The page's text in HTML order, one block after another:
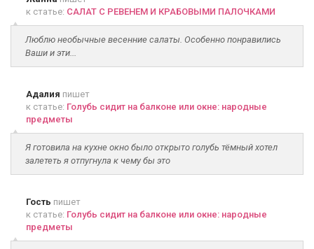
к статье: САЛАТ С РЕВЕНЕМ И КРАБОВЫМИ ПАЛОЧКАМИ
Люблю необычные весенние салаты. Особенно понравились
Ваши и эти...
Адалия пишет
к статье: Голубь сидит на балконе или окне: народные
предметы
Я готовила на кухне окно было открыто голубь тёмный хотел
залететь я отпугнула к чему бы это
Гость пишет
к статье: Голубь сидит на балконе или окне: народные
предметы